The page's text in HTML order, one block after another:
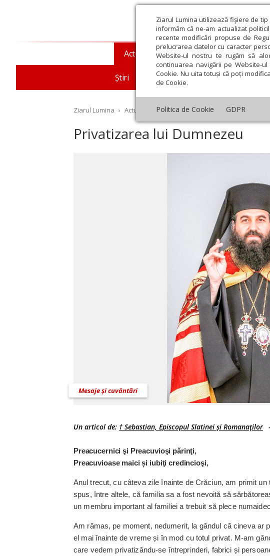
Ziarul Lumina utilizează fişiere de
informăm că ne-am actualizat
recente modificări propuse de
prelucrarea datelor cu caracter
Website-ul nostru te rugăm să
continuarea navigării pe Website-
Cookie. Nu uita totuși că poți
de Cookie.
Politica de Cookie GDPR
Actualitate religioasă
Știri Mesaje și cuvântări An
Teologie și
Ziarul Lumina › Actualitate religioasă › Mesaje și cuvântări
Privatizarea lui Dumnezeu
Mesaje și cuvântări
Un articol de: † Sebastian, Episcopul Slatinei și Romanaţilor -
Preacucernici şi Preacuvioşi părinţi,
Preacuvioase maici și iubiţi credincioşi,
Anul trecut, cu câteva zile înainte de Crăciun, am primit
spus, între altele, că familia sa a fost nevoită să
un membru important al familiei a trebuit să plece
Am rămas, pe moment, nedumerit, la gândul că cineva ar
el mai înainte de vreme și în mod cu totul privat. M-am
care vedem privatizându-se întreprinderi, fabrici și